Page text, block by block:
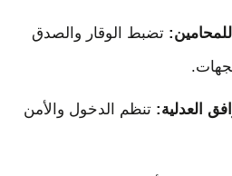
تضبط الوقار والصدق
العدلية: تنظم الدخول والأمن